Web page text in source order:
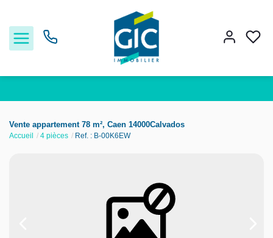
Acheter
Vente appartement 78 m², Caen 14000Calvados
Accueil 4 pièces Ref. : B-00K6EW